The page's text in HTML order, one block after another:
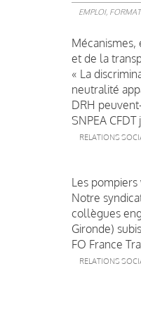
EMPLOI,
Mécanismes,
et de la
« La
neutralité
DRH
SNPEA CFDT
RELATIONS
Les
Notre
collègues
Gironde)
FO France
RELATIONS